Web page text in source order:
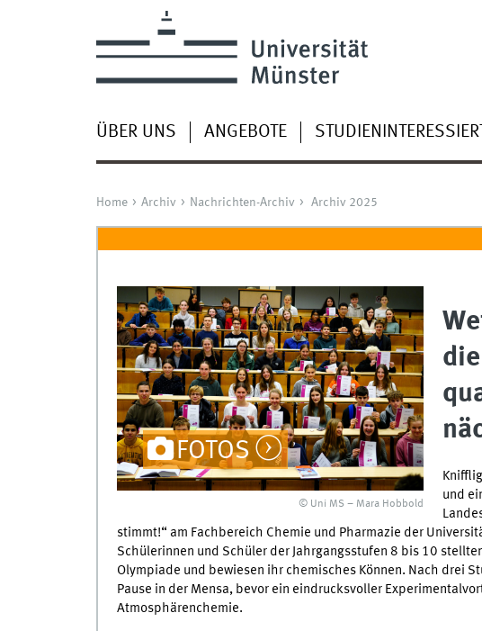
ÜBER UNS ANGEBOTE
Home Archiv Nachrichten-Archiv Archiv 2025
FOTOS
© Uni MS – Mara Hobbold
und
stimmt!“ am Fachbereich Chemie und Pharmazie der
Schülerinnen und Schüler der Jahrgangsstufen 8 bis 10
Olympiade und bewiesen ihr chemisches Können. Nach drei
Pause in der Mensa, bevor ein eindrucksvoller
Atmosphärenchemie.